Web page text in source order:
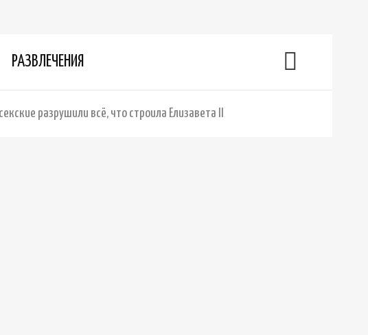
РАЗВЛЕЧЕНИЯ
разрушили всё, что строила Елизавета II